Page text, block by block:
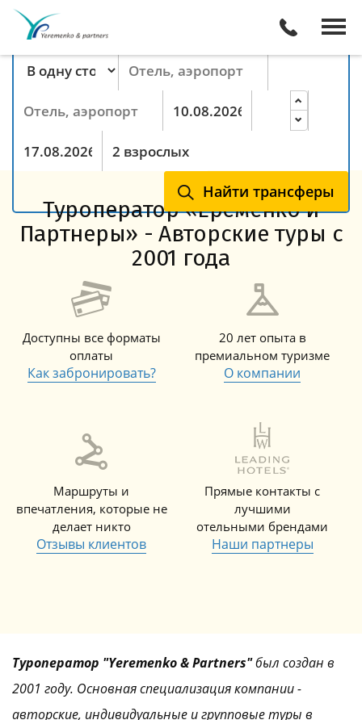
Поиск трансферов онлайн
Найти трансферы
Тип маршрута
Пункт отправления
Пункт назначения
Ночей
Туроператор «Еременко и
Партнеры» - Авторские туры с
2001 года
Доступны все форматы
оплаты
Как забронировать?
20 лет опыта в
премиальном туризме
О компании
Маршруты и
впечатления, которые не
делает никто
Отзывы клиентов
Прямые контакты с
лучшими
отельными брендами
Наши партнеры
Туроператор "Yeremenko & Partners"был создан в
2001 году. Основная специализация компании -
авторские, индивидуальные и групповые туры в